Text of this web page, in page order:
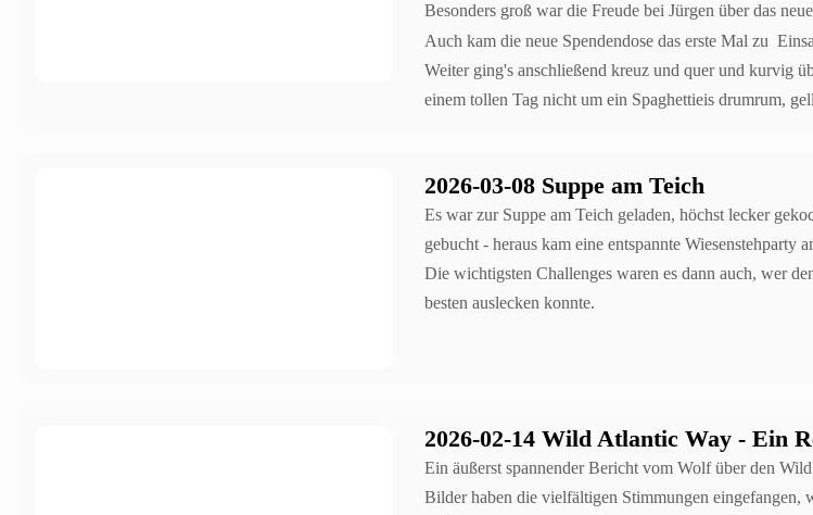
Besonders groß war die Freude bei Jürgen über das
Auch kam die neue Spendendose das erste Mal zu
Weiter ging's anschließend kreuz und quer und kurvig
einem tollen Tag nicht um ein Spaghettieis drumrum,
2026-03-08 Suppe am Teich
Es war zur Suppe am Teich geladen, höchst lecker
gebucht - heraus kam eine entspannte
Die wichtigsten Challenges waren es dann auch, wer
besten auslecken konnte.
2026-02-14 Wild Atlantic Way - Ein
Ein äußerst spannender Bericht vom Wolf über den
Bilder haben die vielfältigen Stimmungen eingefangen,